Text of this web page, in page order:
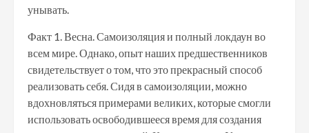
унывать.
Факт 1. Весна. Самоизоляция и полный локдаун во
всем мире. Однако, опыт наших предшественников
свидетельствует о том, что это прекрасный способ
реализовать себя. Сидя в самоизоляции, можно
вдохновляться примерами великих, которые смогли
использовать освободившееся время для создания